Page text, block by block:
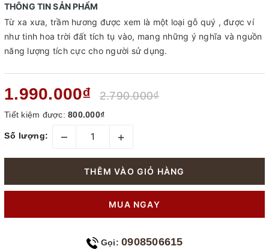
THÔNG TIN SẢN PHẨM
Từ xa xưa, trầm hương được xem là một loại gỗ quý , được ví
như tinh hoa trời đất tích tụ vào, mang những ý nghĩa và nguồn
năng lượng tích cực cho người sử dụng.
1.990.000₫ 2.790.000₫
Tiết kiệm được: 800.000₫
Số lượng: – +
THÊM VÀO GIỎ HÀNG
MUA NGAY
Gọi: 0908506615